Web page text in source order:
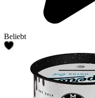
Beliebt